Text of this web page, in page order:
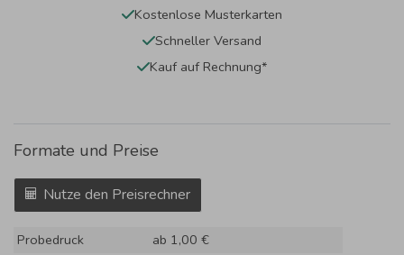
Kostenlose Musterkarten
Schneller Versand
Kauf auf Rechnung*
Formate und Preise
Nutze den Preisrechner
Probedruck
ab 1,00 €